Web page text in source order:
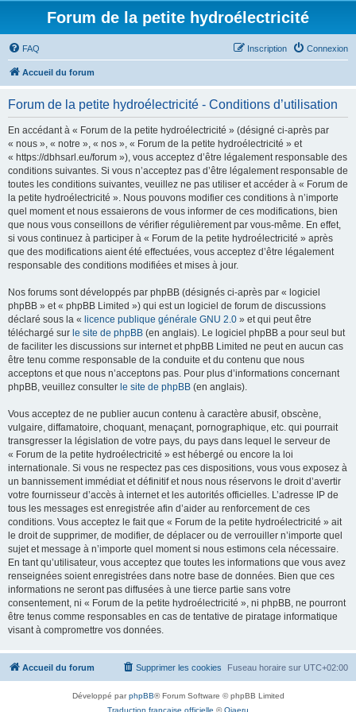
Forum de la petite hydroélectricité
FAQ Connexion
Inscription
Accueil du forum
Forum de la petite hydroélectricité - Conditions d’utilisation
En accédant à « Forum de la petite hydroélectricité » (désigné ci-après par
« nous », « notre », « nos », « Forum de la petite hydroélectricité » et
« https://dbhsarl.eu/forum »), vous acceptez d’être légalement responsable des
conditions suivantes. Si vous n’acceptez pas d’être légalement responsable de
toutes les conditions suivantes, veuillez ne pas utiliser et accéder à « Forum de
la petite hydroélectricité ». Nous pouvons modifier ces conditions à n’importe
quel moment et nous essaierons de vous informer de ces modifications, bien
que nous vous conseillons de vérifier régulièrement par vous-même. En effet,
si vous continuez à participer à « Forum de la petite hydroélectricité » après
que des modifications aient été effectuées, vous acceptez d’être légalement
responsable des conditions modifiées et mises à jour.
Nos forums sont développés par phpBB (désignés ci-après par « logiciel
phpBB » et « phpBB Limited ») qui est un logiciel de forum de discussions
déclaré sous la « licence publique générale GNU 2.0 » et qui peut être
téléchargé sur le site de phpBB (en anglais). Le logiciel phpBB a pour seul but
de faciliter les discussions sur internet et phpBB Limited ne peut en aucun cas
être tenu comme responsable de la conduite et du contenu que nous
acceptons et que nous n’acceptons pas. Pour plus d’informations concernant
phpBB, veuillez consulter le site de phpBB (en anglais).
Vous acceptez de ne publier aucun contenu à caractère abusif, obscène,
vulgaire, diffamatoire, choquant, menaçant, pornographique, etc. qui pourrait
transgresser la législation de votre pays, du pays dans lequel le serveur de
« Forum de la petite hydroélectricité » est hébergé ou encore la loi
internationale. Si vous ne respectez pas ces dispositions, vous vous exposez à
un bannissement immédiat et définitif et nous nous réservons le droit d’avertir
votre fournisseur d’accès à internet et les autorités officielles. L’adresse IP de
tous les messages est enregistrée afin d’aider au renforcement de ces
conditions. Vous acceptez le fait que « Forum de la petite hydroélectricité » ait
le droit de supprimer, de modifier, de déplacer ou de verrouiller n’importe quel
sujet et message à n’importe quel moment si nous estimons cela nécessaire.
En tant qu’utilisateur, vous acceptez que toutes les informations que vous avez
renseignées soient enregistrées dans notre base de données. Bien que ces
informations ne seront pas diffusées à une tierce partie sans votre
consentement, ni « Forum de la petite hydroélectricité », ni phpBB, ne pourront
être tenus comme responsables en cas de tentative de piratage informatique
visant à compromettre vos données.
Accueil du forum Fuseau horaire sur UTC+02:00
Supprimer les cookies
Développé parphpBB® Forum Software © phpBB Limited
Traduction française officielle ©Qiaeru